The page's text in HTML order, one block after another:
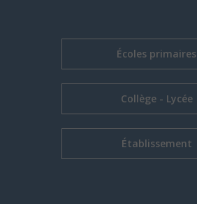
Écoles primaires
Collège - Lycée
Établissement